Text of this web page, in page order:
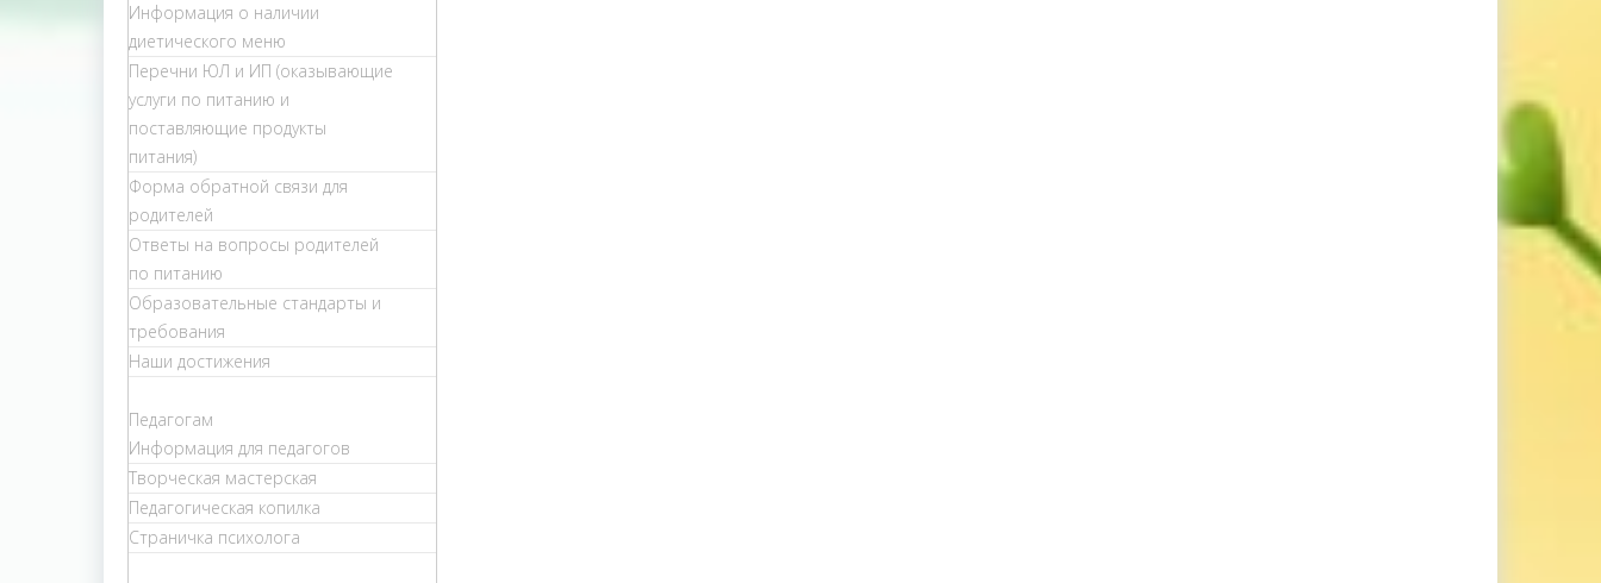
Информация о наличии
диетического меню
Перечни ЮЛ и ИП (оказывающие
услуги по питанию и
поставляющие продукты
питания)
Форма обратной связи для
родителей
Ответы на вопросы родителей
по питанию
Образовательные стандарты и
требования
Наши достижения
Педагогам
Информация для педагогов
Творческая мастерская
Педагогическая копилка
Страничка психолога